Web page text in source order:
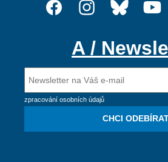
A /
zpracování osobních údajů
CHCI